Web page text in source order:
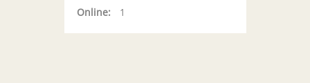
Online: 1